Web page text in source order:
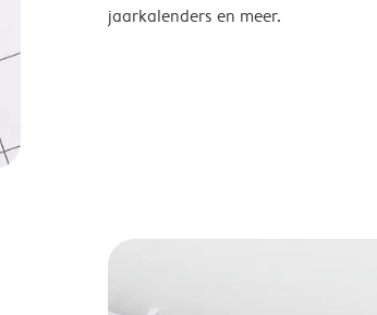
jaarkalenders en meer.